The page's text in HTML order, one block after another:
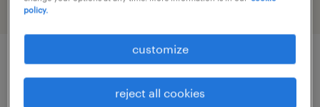
job details
policy.
customize
reject all cookies